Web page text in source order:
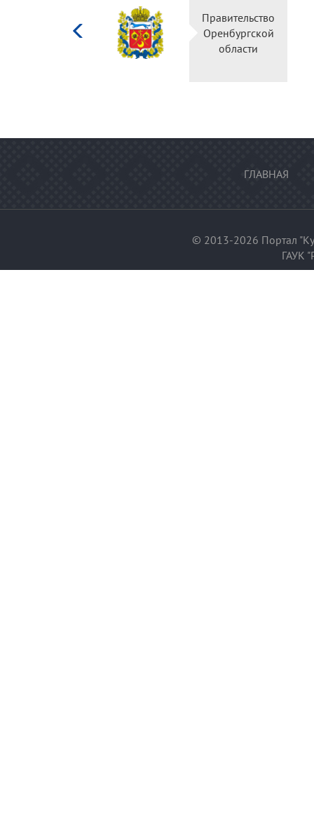
Министерство
культуры
Российской
ГЛАВНАЯ
© 2013-2026 Портал
ГАУК